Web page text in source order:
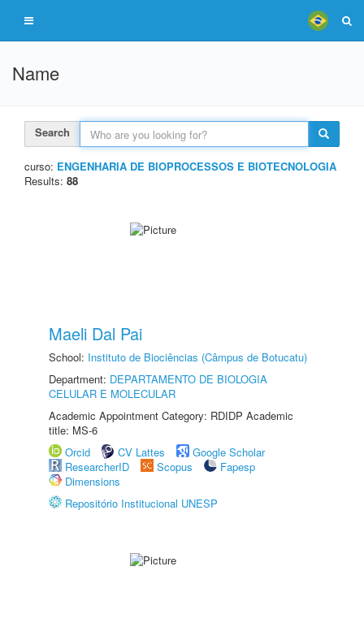
Name
Search
curso: ENGENHARIA DE BIOPROCESSOS E BIOTECNOLOGIA
Results: 88
Maeli Dal Pai
School: Instituto de Biociências (Câmpus de Botucatu)
Department: DEPARTAMENTO DE BIOLOGIA
CELULAR E MOLECULAR
Academic Appointment Category: RDIDP Academic
title: MS-6
Orcid
CV Lattes
Google Scholar
ResearcherID
Scopus
Fapesp
Dimensions
Repositório Institucional UNESP